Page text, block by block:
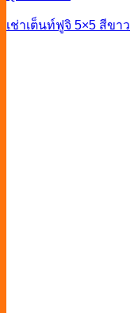
เช่าเต็นท์ฟูจิ 5×5 สีขาว